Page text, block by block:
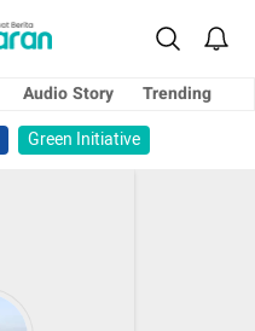
Audio Story
Trending
Green Initiative